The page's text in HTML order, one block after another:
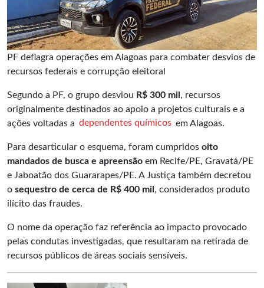
PF deflagra operações em Alagoas para combater desvios de
recursos federais e corrupção eleitoral
Segundo a PF, o grupo desviou R$ 300 mil, recursos
originalmente destinados ao apoio a projetos culturais e a
ações voltadas a dependentes químicos em Alagoas.
Para desarticular o esquema, foram cumpridos oito
mandados de busca e apreensão em Recife/PE, Gravatá/PE
e Jaboatão dos Guararapes/PE. A Justiça também decretou
o sequestro de cerca de R$ 400 mil, considerados produto
ilícito das fraudes.
O nome da operação faz referência ao impacto provocado
pelas condutas investigadas, que resultaram na retirada de
recursos públicos de áreas sociais sensíveis.